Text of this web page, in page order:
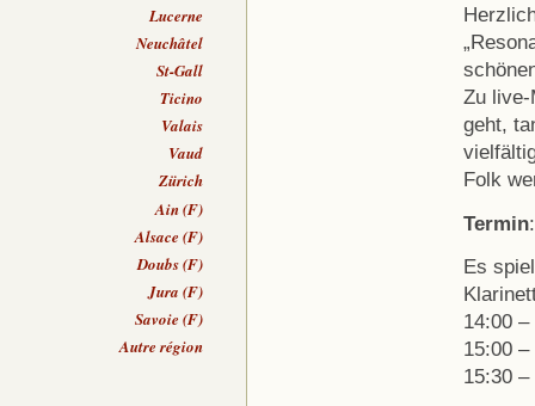
Zu live-
geht,
Folk
Termin
Es
14:00
15:00
15:30 –
Lucerne
Neuchâtel
St-Gall
Ticino
Valais
Vaud
Zürich
Ain (F)
Alsace (F)
Doubs (F)
Jura (F)
Savoie (F)
Autre région